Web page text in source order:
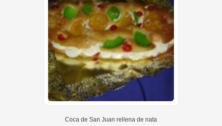
Coca de San Juan rellena de nata